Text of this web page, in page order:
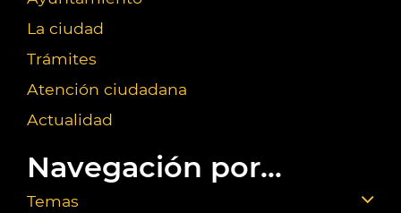
La ciudad
Trámites
Atención ciudadana
Actualidad
Navegación por...
Temas